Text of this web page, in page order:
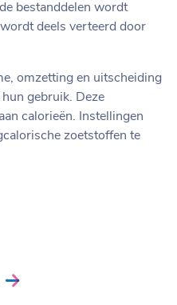
bestanddelen wordt
deels verteerd door
omzetting en uitscheiding
gebruik. Deze
calorieën. Instellingen
zoetstoffen te